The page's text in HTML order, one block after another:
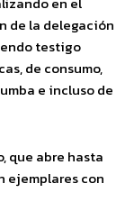
de la delegación
testigo
de consumo,
e incluso de
que abre hasta
ejemplares con